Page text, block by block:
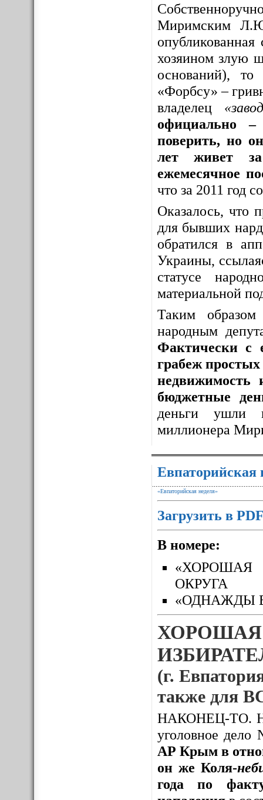
Миримским
хозяином злую
оснований), то
«Форбсу» –
владелец
официально
поверить, но
лет живет за
ежемесячное
что за 2011 год
Оказалось, что
для бывших
обратился в
Украины,
статусе
материальной
Таким
народным
Фактически с
грабеж
недвижимость
бюджетные
деньги ушли
миллионера
Евпаторийская
«Евпаторийская неделя»
Загрузить в
В номере:
«ХОРОШАЯ
ОКРУГА
«ОДНАЖДЫ
ХОРОШАЯ
(г.
также для
НАКОНЕЦ-ТО.
уголовное
АР Крым в
он же Коля-
года по